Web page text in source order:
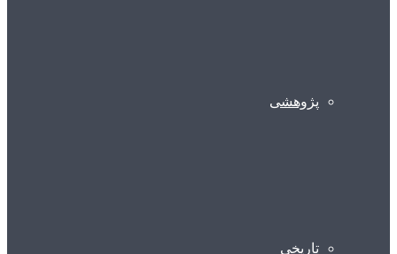
پژوهشی
تاریخی